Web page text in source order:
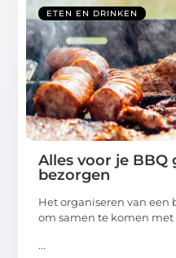
ETEN EN DRINKEN
Alles voor je
bezorgen
Het organiseren van een
om samen te komen met
...